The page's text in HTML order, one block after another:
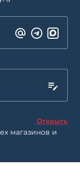
Открыть
магазинов и